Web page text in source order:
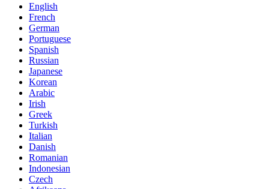
English
French
German
Portuguese
Spanish
Russian
Japanese
Korean
Arabic
Irish
Greek
Turkish
Italian
Danish
Romanian
Indonesian
Czech